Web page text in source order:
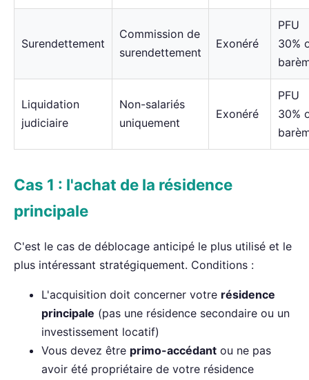
Surendettement
Commission de
surendettement
Exonéré
PFU
30%
Liquidation
judiciaire
Non-salariés
uniquement
Exonéré
PFU
30%
Cas 1 : l'achat de la résidence
principale
C'est le cas de déblocage anticipé le plus utilisé et le
plus intéressant stratégiquement. Conditions :
L'acquisition doit concerner votre résidence
principale (pas une résidence secondaire ou un
investissement locatif)
Vous devez être primo-accédant ou ne pas
avoir été propriétaire de votre résidence